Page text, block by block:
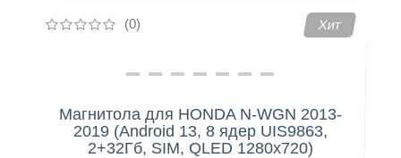
(0) Хит
Магнитола для HONDA N-WGN 2013-
2019 (Android 13, 8 ядер UIS9863,
2+32Гб, SIM, QLED 1280x720)